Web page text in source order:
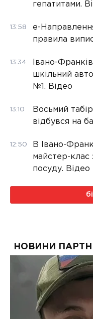
гепатитами.
13:58
е-
правила
13:34
Івано-
шкільний
№1. Відео
13:10
Восьмий
відбувся на
12:50
В Івано-
майстер-клас
посуду. Відео